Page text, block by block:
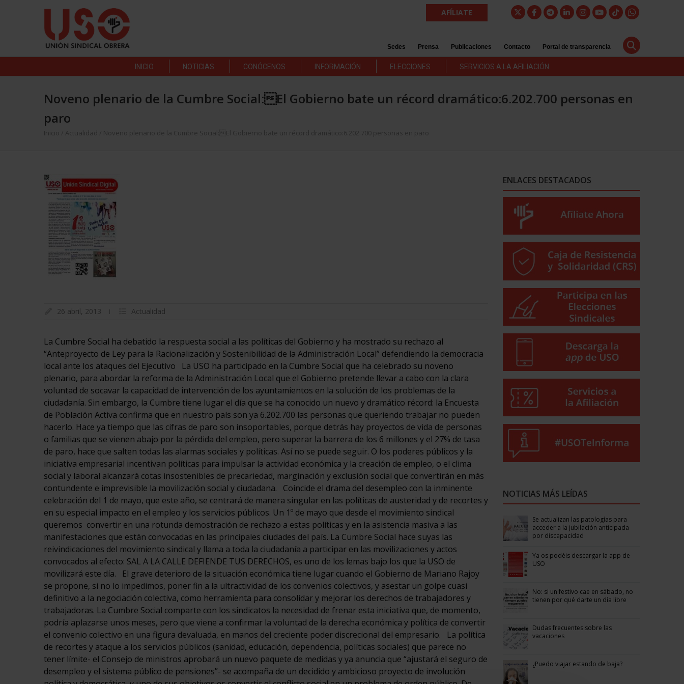
AFÍLIATE
Sedes Prensa Publicaciones Contacto Portal de transparencia
INICIO NOTICIAS CONÓCENOS INFORMACIÓN ELECCIONES SERVICIOS A LA AFILIACIÓN
Noveno plenario de la Cumbre Social:El Gobierno bate un récord dramático:6.202.700 personas en
paro
Inicio Actualidad Noveno plenario de la Cumbre Social:El Gobierno bate un récord dramático:6.202.700 personas en paro
26 abril, 2013 Actualidad
La Cumbre Social ha debatido la respuesta social a las políticas del Gobierno y ha mostrado su rechazo al
“Anteproyecto de Ley para la Racionalización y Sostenibilidad de la Administración Local” defendiendo la democracia
local ante los ataques del Ejecutivo La USO ha participado en la Cumbre Social que ha celebrado su noveno
plenario, para abordar la reforma de la Administración Local que el Gobierno pretende llevar a cabo con la clara
voluntad de socavar la capacidad de intervención de los ayuntamientos en la solución de los problemas de la
ciudadanía. Sin embargo, la Cumbre tiene lugar el día que se ha conocido un nuevo y dramático récord: la Encuesta
de Población Activa confirma que en nuestro país son ya 6.202.700 las personas que queriendo trabajar no pueden
hacerlo. Hace ya tiempo que las cifras de paro son insoportables, porque detrás hay proyectos de vida de personas
o familias que se vienen abajo por la pérdida del empleo, pero superar la barrera de los 6 millones y el 27% de tasa
de paro, hace que salten todas las alarmas sociales y políticas. Así no se puede seguir. O los poderes públicos y la
iniciativa empresarial incentivan políticas para impulsar la actividad económica y la creación de empleo, o el clima
social y laboral alcanzará cotas insostenibles de precariedad, marginación y exclusión social que convertirán en más
contundente e imprevisible la movilización social y ciudadana. Coincide el drama del desempleo con la inminente
celebración del 1 de mayo, que este año, se centrará de manera singular en las políticas de austeridad y de recortes y
en su especial impacto en el empleo y los servicios públicos. Un 1º de mayo que desde el movimiento sindical
queremos convertir en una rotunda demostración de rechazo a estas políticas y en la asistencia masiva a las
manifestaciones que están convocadas en las principales ciudades del país. La Cumbre Social hace suyas las
reivindicaciones del movimiento sindical y llama a toda la ciudadanía a participar en las movilizaciones y actos
convocados al efecto: SAL A LA CALLE DEFIENDE TUS DERECHOS, es uno de los lemas bajo los que la USO de
movilizará este día. El grave deterioro de la situación económica tiene lugar cuando el Gobierno de Mariano Rajoy
se propone, si no lo impedimos, poner fin a la ultractividad de los convenios colectivos, y asestar un golpe cuasi
definitivo a la negociación colectiva, como herramienta para consolidar y mejorar los derechos de trabajadores y
trabajadoras. La Cumbre Social comparte con los sindicatos la necesidad de frenar esta iniciativa que, de momento,
podría aplazarse unos meses, pero que viene a confirmar la voluntad de la derecha económica y política de convertir
el convenio colectivo en una figura devaluada, en manos del creciente poder discrecional del empresario. La política
de recortes y ataque a los servicios públicos (sanidad, educación, dependencia, políticas sociales) que parece no
tener límite- el Consejo de ministros aprobará un nuevo paquete de medidas y ya anuncia que “ajustará el seguro de
desempleo y el sistema público de pensiones”- se acompaña de un decidido y ambicioso proyecto de involución
ENLACES DESTACADOS
NOTICIAS MÁS LEÍDAS
Se actualizan las patologías para
acceder a la jubilación anticipada
por discapacidad
Ya os podéis descargar la app de
USO
No: si un festivo cae en sábado, no
tienen por qué darte un día libre
Dudas frecuentes sobre las
vacaciones
¿Puedo viajar estando de baja?